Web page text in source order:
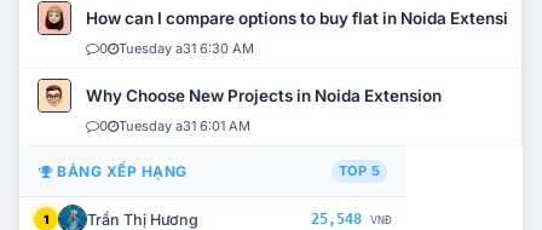
How can I compare options to buy flat in Noida Extension?
0 Tuesday a31 6:30 AM
Why Choose New Projects in Noida Extension
0 Tuesday a31 6:01 AM
BẢNG XẾP HẠNG TOP 5
1 Trần Thị Hương 25,548 VNĐ